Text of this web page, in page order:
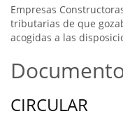
Empresas
tributarias de que
acogidas a las
CIRCULAR